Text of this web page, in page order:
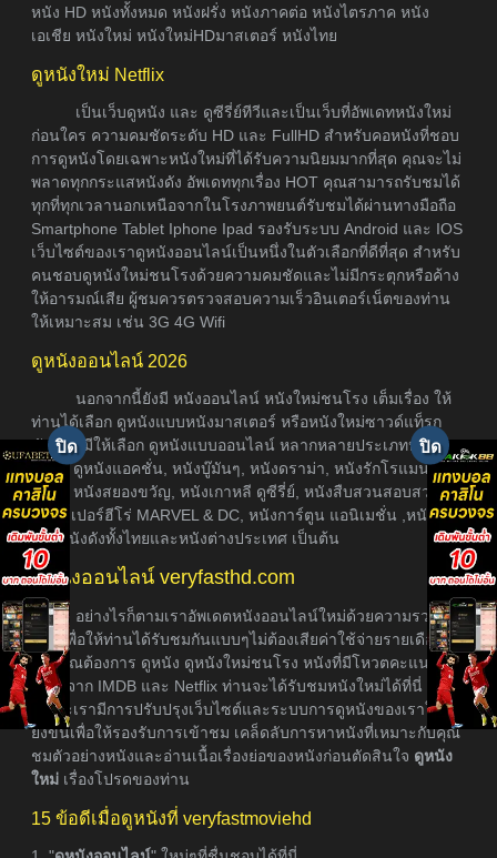
หนัง HD หนังทั้งหมด หนังฝรั่ง หนังภาคต่อ หนังไตรภาค หนัง
เอเชีย หนังใหม่ หนังใหม่HDมาสเตอร์ หนังไทย
ดูหนังใหม่ Netflix
เป็นเว็บดูหนัง และ ดูซีรี่ย์ทีวีและเป็นเว็บที่อัพเดทหนังใหม่
ก่อนใคร ความคมชัดระดับ HD และ FullHD สำหรับคอหนังที่ชอบ
การดูหนังโดยเฉพาะหนังใหม่ที่ได้รับความนิยมมากที่สุด คุณจะไม่
พลาดทุกกระแสหนังดัง อัพเดททุกเรื่อง HOT คุณสามารถรับชมได้
ทุกที่ทุกเวลานอกเหนือจากในโรงภาพยนต์รับชมได้ผ่านทางมือถือ
Smartphone Tablet Iphone Ipad รองรับระบบ Android และ IOS
เว็บไซต์ของเราดูหนังออนไลน์เป็นหนึ่งในตัวเลือกที่ดีที่สุด สำหรับ
คนชอบดูหนังใหม่ชนโรงด้วยความคมชัดและไม่มีกระตุกหรือค้าง
ให้อารมณ์เสีย ผู้ชมควรตรวจสอบความเร็วอินเตอร์เน็ตของท่าน
ให้เหมาะสม เช่น 3G 4G Wifi
ดูหนังออนไลน์ 2026
นอกจากนี้ยังมี หนังออนไลน์ หนังใหม่ชนโรง เต็มเรื่อง ให้
ท่านได้เลือก ดูหนังแบบหนังมาสเตอร์ หรือหนังใหม่ซาวด์แท็รก
ซับไทย มีให้เลือก ดูหนังแบบออนไลน์ หลากหลายประเภทหนัง อา
ธิเช่น ดูหนังแอคชั่น, หนังบู๊มันๆ, หนังดราม่า, หนังรักโรแมนติก,
หนังผี หนังสยองขวัญ, หนังเกาหลี ดูซีรี่ย์, หนังสืบสวนสอบสวน,
หนังซุเปอร์ฮีโร่ MARVEL & DC, หนังการ์ตูน แอนิเมชั่น ,หนังภาค
ต่อ, หนังดังทั้งไทยและหนังต่างประเทศ เป็นต้น
ดูหนังออนไลน์ veryfasthd.com
อย่างไรก็ตามเราอัพเดตหนังออนไลน์ใหม่ด้วยความรวดเร็ว
ที่สุดเพื่อให้ท่านได้รับชมกันแบบๆไม่ต้องเสียค่าใช้จ่ายรายเดือน
หากคุณต้องการ ดูหนัง ดูหนังใหม่ชนโรง หนังที่มีโหวตคะแนนเรต
ติ้งสูงจาก IMDB และ Netflix ท่านจะได้รับชมหนังใหม่ได้ที่นี่
เพราะเรามีการปรับปรุงเว็บไซต์และระบบการดูหนังของเราให้ดี
ยิ่งขึ้นเพื่อให้รองรับการเข้าชม เคล็ดลับการหาหนังที่เหมาะกับคุณ
ชมตัวอย่างหนังและอ่านเนื้อเรื่องย่อของหนังก่อนตัดสินใจ ดูหนัง
ใหม่ เรื่องโปรดของท่าน
15 ข้อดีเมื่อดูหนังที่ veryfastmoviehd